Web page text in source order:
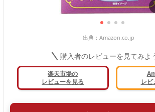
出典： Amazon.co.jp
購入者のレビューを見てみよ
楽天市場の
レビューを見る
レ